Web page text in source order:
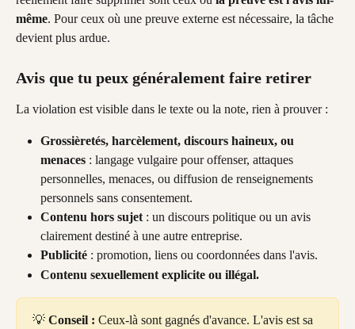
même. Pour ceux où une preuve externe est nécessaire, la tâche
devient plus ardue.
Avis que tu peux généralement faire retirer
La violation est visible dans le texte ou la note, rien à prouver :
Grossièretés, harcèlement, discours haineux, ou
menaces : langage vulgaire pour offenser, attaques
personnelles, menaces, ou diffusion de renseignements
personnels sans consentement.
Contenu hors sujet : un discours politique ou un avis
clairement destiné à une autre entreprise.
Publicité : promotion, liens ou coordonnées dans l'avis.
Contenu sexuellement explicite ou illégal.
💡 Conseil : Ceux-là sont gagnés d'avance. L'avis est sa